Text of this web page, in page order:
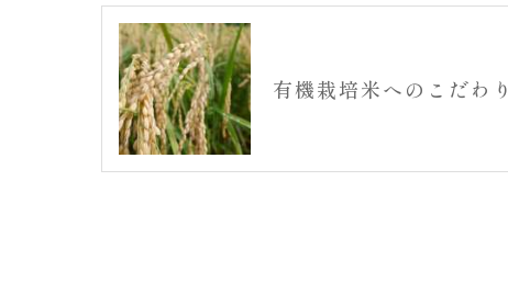
有機栽培米へのこだわり